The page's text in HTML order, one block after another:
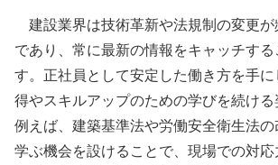
建設業界は技術革新や法規制の変更が
であり、常に最新の情報をキャッチする
す。正社員として安定した働き方を手
得やスキルアップのための学びを続ける
例えば、建築基準法や労働安全衛生法
学ぶ機会を設けることで、現場での対応